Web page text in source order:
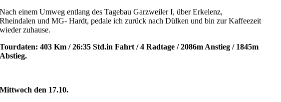
Nach einem Umweg entlang des Tagebau Garzweiler I, über Erkelenz,
Rheindalen und MG- Hardt, pedale ich zurück nach Dülken und bin zur Kaffeezeit
wieder zuhause.
Tourdaten: 403 Km / 26:35 Std.in Fahrt / 4 Radtage / 2086m Anstieg / 1845m
Abstieg.
Mittwoch den 17.10.